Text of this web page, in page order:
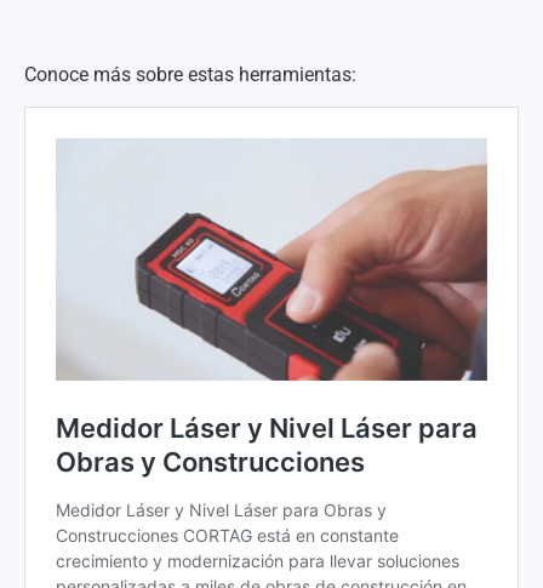
Conoce más sobre estas herramientas: